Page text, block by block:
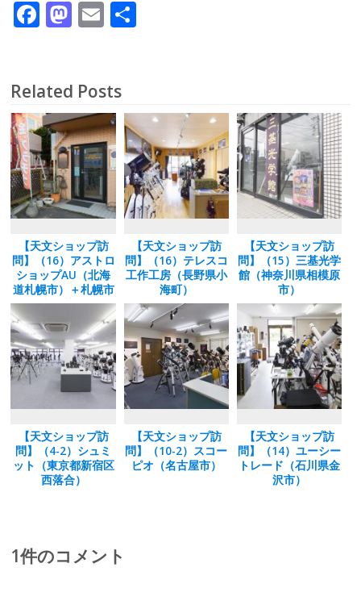
F
b
o
o
k
M
d
o
n
E
l
Related Posts
【天文ショップ訪
問】（16）アストロ
ショップAU（北海
道札幌市）＋札幌市
天文台訪問記
【天文ショップ訪
問】（16）テレスコ
工作工房（長野県小
海町）
【天文ショップ訪
問】（15）三基光学
館（神奈川県相模原
市）
【天文ショップ訪
問】（4-2）シュミ
ット（東京都新宿区
西落合）
【天文ショップ訪
問】（10-2）スコー
ピオ（名古屋市）
【天文ショップ訪
問】（14）ユーシー
トレード（石川県金
沢市）
1件のコメント